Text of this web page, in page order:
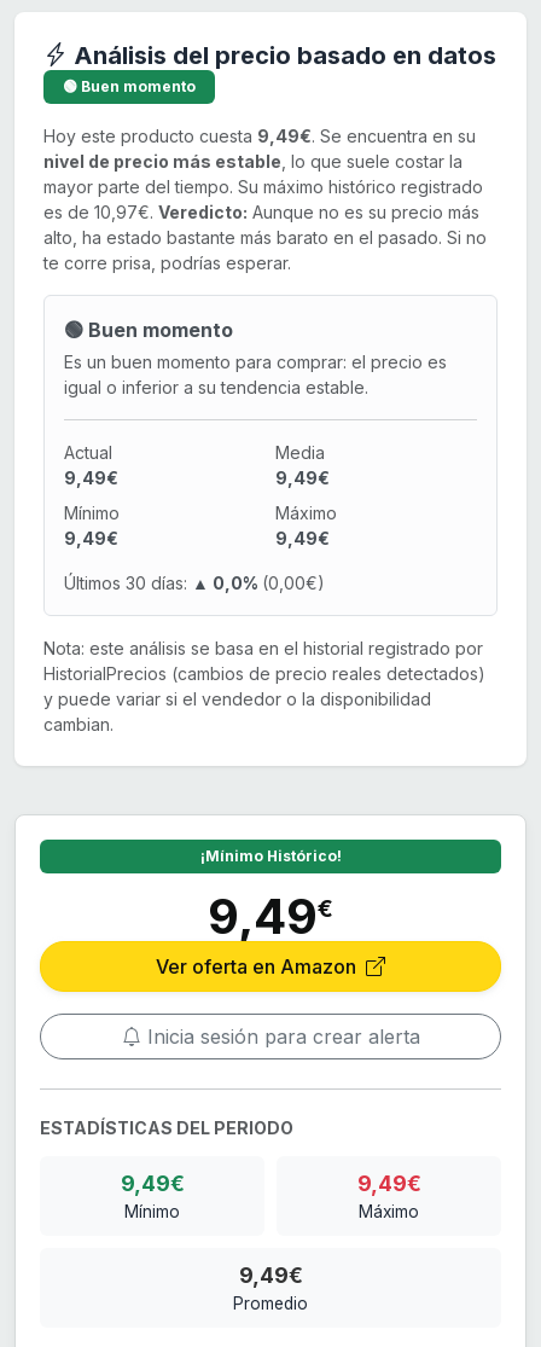
Análisis del precio basado en datos
🟢 Buen momento
Hoy este producto cuesta 9,49€. Se encuentra en su
nivel de precio más estable , lo que suele costar la
mayor parte del tiempo. Su máximo histórico registrado
es de 10,97€. Veredicto: Aunque no es su precio más
alto, ha estado bastante más barato en el pasado. Si no
te corre prisa, podrías esperar.
🟢 Buen momento
Es un buen momento para comprar: el precio es
igual o inferior a su tendencia estable.
Actual
9,49€
Media
9,49€
Mínimo
9,49€
Máximo
9,49€
Últimos 30 días: ▲ 0,0% (0,00€)
Nota: este análisis se basa en el historial registrado por
HistorialPrecios (cambios de precio reales detectados)
y puede variar si el vendedor o la disponibilidad
cambian.
¡Mínimo Histórico!
9,49€
Ver oferta en Amazon
Inicia sesión para crear alerta
ESTADÍSTICAS DEL PERIODO
9,49€
Mínimo
9,49€
Máximo
9,49€
Promedio